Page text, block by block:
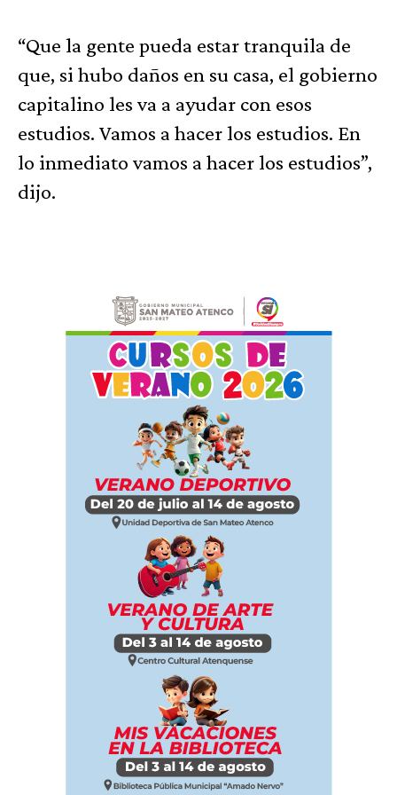
“Que la gente pueda estar tranquila de
que, si hubo daños en su casa, el gobierno
capitalino les va a ayudar con esos
estudios. Vamos a hacer los estudios. En
lo inmediato vamos a hacer los estudios”,
dijo.